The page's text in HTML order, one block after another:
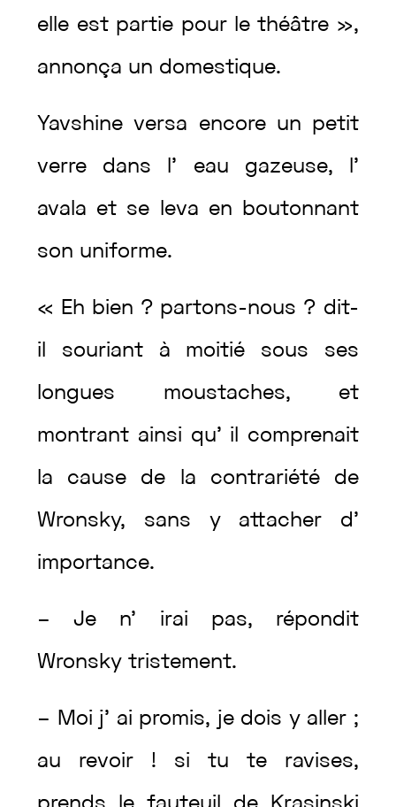
elle est partie pour lethéâtre »,
annonça un domestique.
Yavshineversa encore un petit
verre dans l’ eau gazeuse, l’
avala et se leva en boutonnant
son uniforme.
« Eh bien ? partons-nous ? dit-
il souriant à moitié sous ses
longues moustaches, et
montrant ainsi qu’ il comprenait
la cause de la contrariété de
Wronsky, sans y attacher d’
importance.
–Je n’ irai pas, répondit
Wronskytristement.
– Moi j’ ai promis, je dois y aller ;
au revoir ! si tu te ravises,